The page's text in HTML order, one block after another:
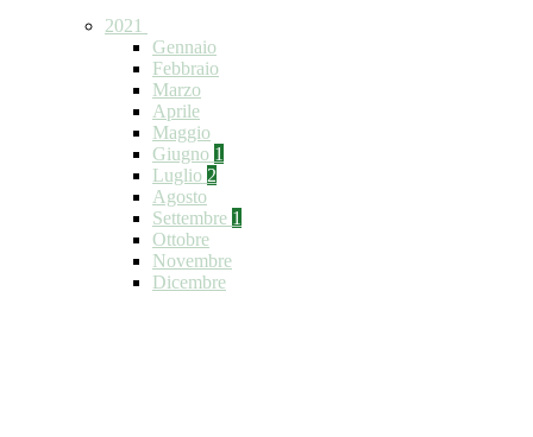
2021
Gennaio
Febbraio
Marzo
Aprile
Maggio
Giugno 1
Luglio 2
Agosto
Settembre 1
Ottobre
Novembre
Dicembre